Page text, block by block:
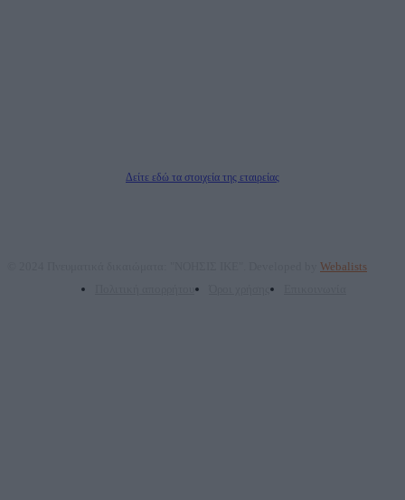
Δείτε εδώ τα στοιχεία της εταιρείας
Webalists